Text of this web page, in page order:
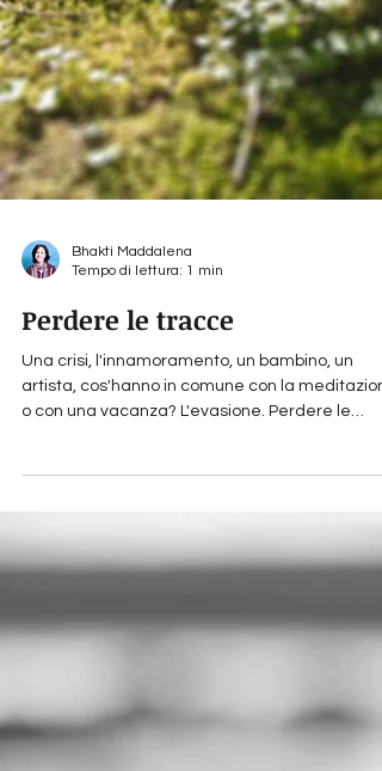
Tempo di lettura: 1 min
Perdere le tracce
Una crisi, l'innamoramento, un bambino, un
tracce